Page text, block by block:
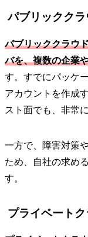
パブリッククラ
パブリッククラウ
バを、複数の企業
す。すでにパッケ
アカウントを作成
スト面でも、非常
一方で、障害対策
ため、自社の求め
す。
プライベート